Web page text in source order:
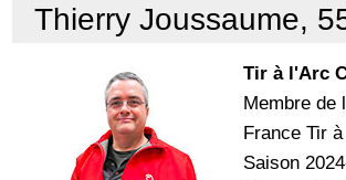
Thierry Joussaume,
Tir à l'Arc
Membre de
France Tir
Saison